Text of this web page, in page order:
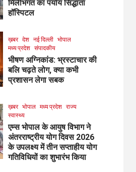
मिलीभगत का पर्याय सिद्धांता
हॉस्पिटल
ख़बर देश नई दिल्ली भोपाल
मध्य प्रदेश संपादकीय
भीषण अग्निकांड: भ्रस्टाचार की
बलि चढ़ते लोग, क्या कभी
प्रशासन लेगा सबक
ख़बर भोपाल मध्य प्रदेश राज्य
स्वास्थ्य
एम्स भोपाल के आयुष विभाग ने
अंतरराष्ट्रीय योग दिवस 2026
के उपलक्ष्य में तीन सप्ताहीय योग
गतिविधियों का शुभारंभ किया